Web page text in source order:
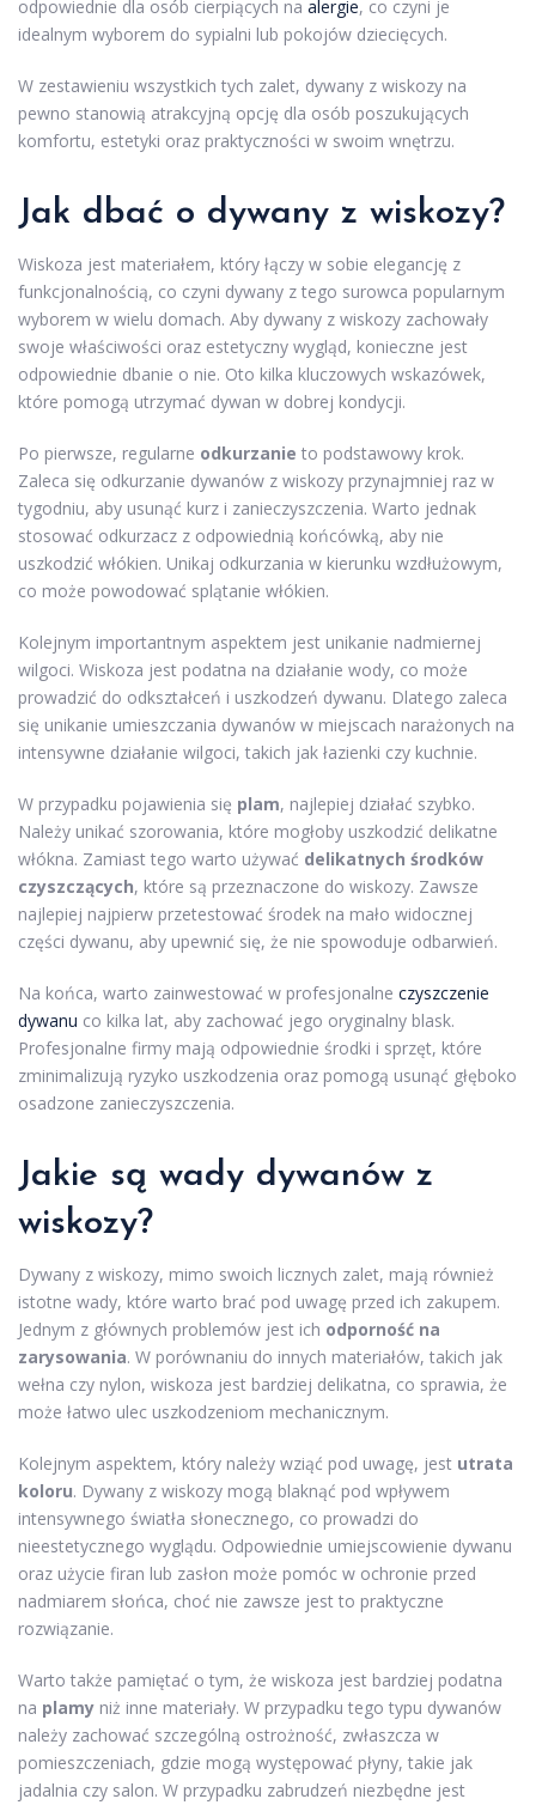
odpowiednie dla osób cierpiących na alergie, co czyni je
idealnym wyborem do sypialni lub pokojów dziecięcych.
W zestawieniu wszystkich tych zalet, dywany z wiskozy na
pewno stanowią atrakcyjną opcję dla osób poszukujących
komfortu, estetyki oraz praktyczności w swoim wnętrzu.
Jak dbać o dywany z wiskozy?
Wiskoza jest materiałem, który łączy w sobie elegancję z
funkcjonalnością, co czyni dywany z tego surowca popularnym
wyborem w wielu domach. Aby dywany z wiskozy zachowały
swoje właściwości oraz estetyczny wygląd, konieczne jest
odpowiednie dbanie o nie. Oto kilka kluczowych wskazówek,
które pomogą utrzymać dywan w dobrej kondycji.
Po pierwsze, regularne odkurzanie to podstawowy krok.
Zaleca się odkurzanie dywanów z wiskozy przynajmniej raz w
tygodniu, aby usunąć kurz i zanieczyszczenia. Warto jednak
stosować odkurzacz z odpowiednią końcówką, aby nie
uszkodzić włókien. Unikaj odkurzania w kierunku wzdłużowym,
co może powodować splątanie włókien.
Kolejnym importantnym aspektem jest unikanie nadmiernej
wilgoci. Wiskoza jest podatna na działanie wody, co może
prowadzić do odkształceń i uszkodzeń dywanu. Dlatego zaleca
się unikanie umieszczania dywanów w miejscach narażonych na
intensywne działanie wilgoci, takich jak łazienki czy kuchnie.
W przypadku pojawienia się plam, najlepiej działać szybko.
Należy unikać szorowania, które mogłoby uszkodzić delikatne
włókna. Zamiast tego warto używać delikatnych środków
czyszczących, które są przeznaczone do wiskozy. Zawsze
najlepiej najpierw przetestować środek na mało widocznej
części dywanu, aby upewnić się, że nie spowoduje odbarwień.
Na końca, warto zainwestować w profesjonalne czyszczenie
dywanu co kilka lat, aby zachować jego oryginalny blask.
Profesjonalne firmy mają odpowiednie środki i sprzęt, które
zminimalizują ryzyko uszkodzenia oraz pomogą usunąć głęboko
osadzone zanieczyszczenia.
Jakie są wady dywanów z
wiskozy?
Dywany z wiskozy, mimo swoich licznych zalet, mają również
istotne wady, które warto brać pod uwagę przed ich zakupem.
Jednym z głównych problemów jest ich odporność na
zarysowania. W porównaniu do innych materiałów, takich jak
wełna czy nylon, wiskoza jest bardziej delikatna, co sprawia, że
może łatwo ulec uszkodzeniom mechanicznym.
Kolejnym aspektem, który należy wziąć pod uwagę, jest utrata
koloru. Dywany z wiskozy mogą blaknąć pod wpływem
intensywnego światła słonecznego, co prowadzi do
nieestetycznego wyglądu. Odpowiednie umiejscowienie dywanu
oraz użycie firan lub zasłon może pomóc w ochronie przed
nadmiarem słońca, choć nie zawsze jest to praktyczne
rozwiązanie.
Warto także pamiętać o tym, że wiskoza jest bardziej podatna
na plamy niż inne materiały. W przypadku tego typu dywanów
należy zachować szczególną ostrożność, zwłaszcza w
pomieszczeniach, gdzie mogą występować płyny, takie jak
jadalnia czy salon. W przypadku zabrudzeń niezbędne jest